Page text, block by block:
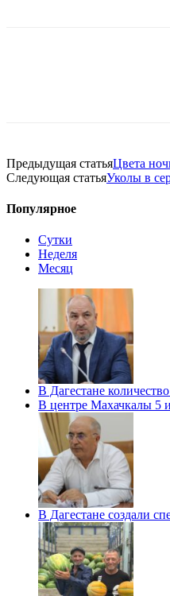
Предыдущая статьяЦвета
Следующая статьяУколы в
Популярное
Сутки
Неделя
Месяц
В Дагестане
В центре Махачкалы 5
В Дагестане создали